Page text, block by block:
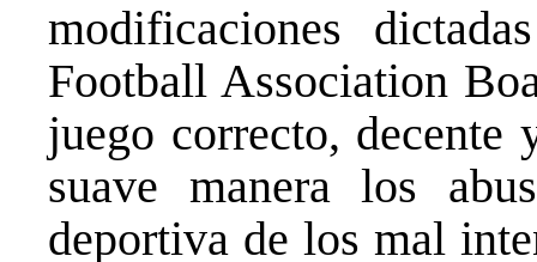
modificaciones
Football Association
juego correcto, decente
suave manera los
deportiva de los mal